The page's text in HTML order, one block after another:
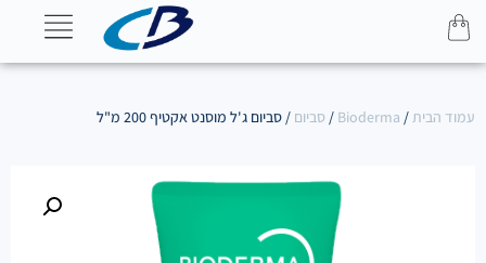
עמוד הבית/
Bioderma
/ סביום / סביום ג'ל מוסנט אקטיף 200 מ"ל